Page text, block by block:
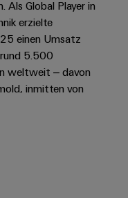
Als Global Player in
erzielte
einen Umsatz
5.500
weltweit – davon
inmitten von